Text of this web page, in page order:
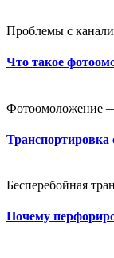
Проблемы с
Что такое
Фотоомоложение —
Бесперебойная
Почему